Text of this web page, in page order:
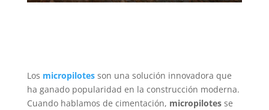
Los micropilotes son una solución innovadora que
ha ganado popularidad en la construcción moderna.
Cuando hablamos de cimentación, micropilotesse